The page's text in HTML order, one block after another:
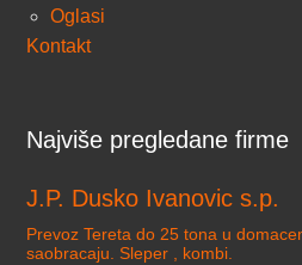
Oglasi
Kontakt
Najviše pregledane firme
J.P. Dusko Ivanovic s.p.
Prevoz Tereta do 25 tona u
saobracaju. Sleper , kombi.